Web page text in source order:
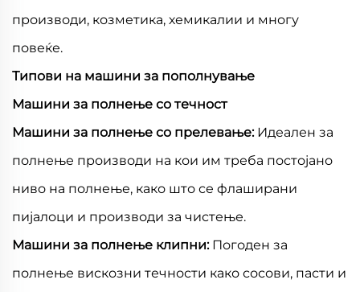
производи, козметика, хемикалии и многу
повеќе.
Типови на машини за пополнување
Машини за полнење со течност
Машини за полнење со прелевање: Идеален за
полнење производи на кои им треба постојано
ниво на полнење, како што се флаширани
пијалоци и производи за чистење.
Машини за полнење клипни: Погоден за
полнење вискозни течности како сосови, пасти и